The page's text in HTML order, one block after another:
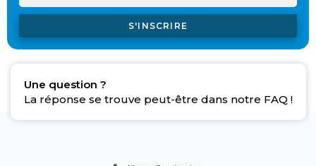
S'INSCRIRE
Une question ?
La réponse se trouve peut-être dans notre FAQ !